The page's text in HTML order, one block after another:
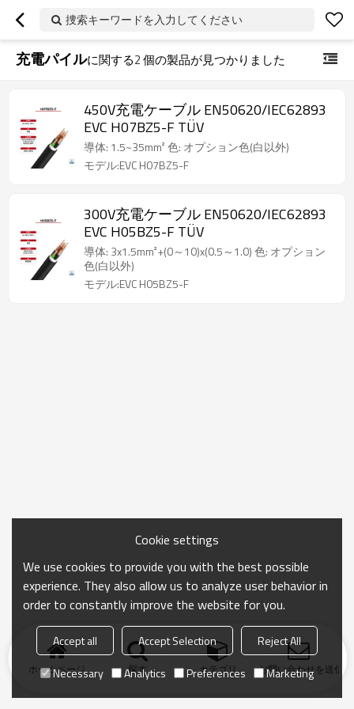
捜索キーワードを入力してください
充電パイルに関する2個の製品が見つかりました
450V充電ケーブル EN50620/IEC62893
EVC H07BZ5-F TÜV
導体: 1.5~35mm² 色: オプション色(白以外)
モデル:EVC H07BZ5-F
300V充電ケーブル EN50620/IEC62893
EVC H05BZ5-F TÜV
導体: 3x1.5mm²+(0～10)x(0.5～1.0) 色: オプション
色(白以外)
モデル:EVC H05BZ5-F
ホームページ 探す カテゴリ お問い合わせを送信
Cookie settings
We use cookies to provide you with the best possible
experience. They also allow us to analyze user behavior in
order to constantly improve the website for you.
Accept all Accept Selection
Reject All
Necessary
Analytics Preferences Marketing